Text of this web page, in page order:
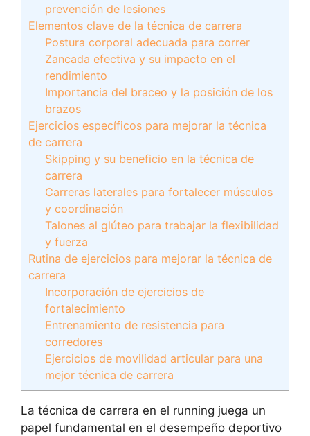
prevención de lesiones
Elementos clave de la técnica de carrera
Postura corporal adecuada para correr
Zancada efectiva y su impacto en el
rendimiento
Importancia del braceo y la posición de los
brazos
Ejercicios específicos para mejorar la técnica
de carrera
Skipping y su beneficio en la técnica de
carrera
Carreras laterales para fortalecer músculos
y coordinación
Talones al glúteo para trabajar la flexibilidad
y fuerza
Rutina de ejercicios para mejorar la técnica de
carrera
Incorporación de ejercicios de
fortalecimiento
Entrenamiento de resistencia para
corredores
Ejercicios de movilidad articular para una
mejor técnica de carrera
La técnica de carrera en el running juega un
papel fundamental en el desempeño deportivo